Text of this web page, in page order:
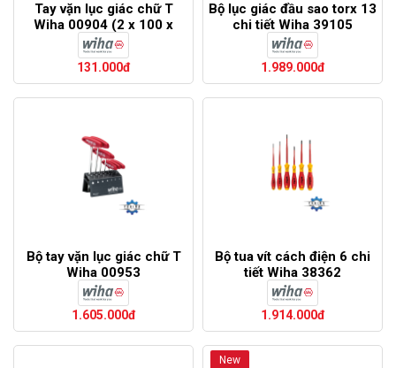
Tay vặn lục giác chữ T
Wiha 00904 (2 x 100 x
126)
131.000đ
Bộ lục giác đầu sao torx 13
chi tiết Wiha 39105
1.989.000đ
Bộ tay vặn lục giác chữ T
Wiha 00953
1.605.000đ
Bộ tua vít cách điện 6 chi
tiết Wiha 38362
1.914.000đ
New